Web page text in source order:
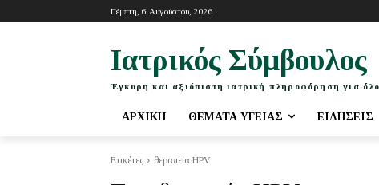
Πέμπτη, 6 Αυγούστου, 2026
Ιατρικός Σύμβουλος
Έγκυρη και αξιόπιστη ιατρική πληροφόρηση για
ΑΡΧΙΚΉ ΘΈΜΑΤΑ ΥΓΕΊΑΣ ΕΙΔΉΣΕΙΣ
Ετικέτες θεραπεία HPV